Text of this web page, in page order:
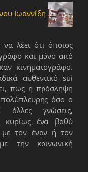
Ιωαννίδη
λέει ότι όποιος
και μόνο από
κινηματογράφο.
αυθεντικό sui
πως η πρόσληψη
πολύπλευρης όσο ο
άλλες γνώσεις,
κυρίως ένα βαθύ
με τον έναν ή τον
την κοινωνική